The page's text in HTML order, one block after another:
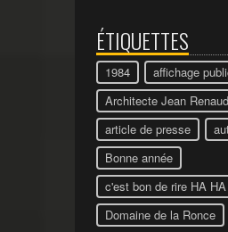
ÉTIQUETTES
1984
affichage
Architecte Jean
article de presse
Bonne année
c'est bon de rire HA
Domaine de la Ronce